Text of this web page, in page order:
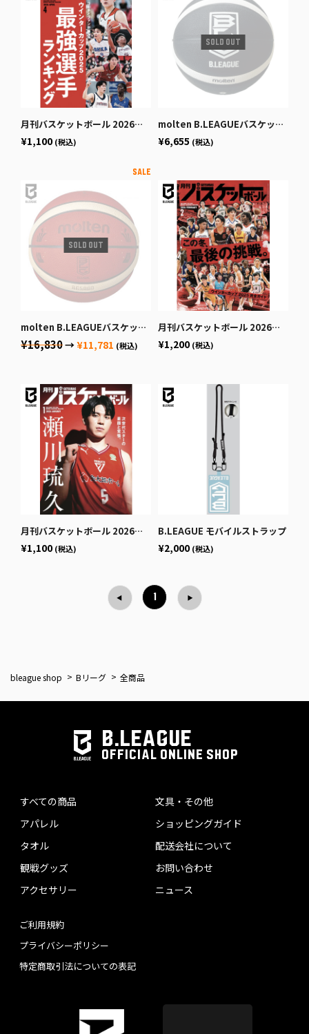
月刊バスケットボール 2026年4月号 (発売日2026年2月25日)
¥1,100 (税込)
molten B.LEAGUEバスケットボール7号球
¥6,655 (税込)
molten B.LEAGUEバスケットボール公式試合球
¥16,830→¥11,781 (税込)
月刊バスケットボール 2026年2月号 (発売日2025年12月19日)
¥1,200 (税込)
月刊バスケットボール 2026年1月号 (発売日2025年11月25日)
¥1,100 (税込)
B.LEAGUE モバイルストラップ
¥2,000 (税込)
1
bleague shop Bリーグ 全商品
B.LEAGUE
OFFICIAL ONLINE SHOP
すべての商品
アパレル
タオル
観戦グッズ
アクセサリー
文具・その他
ショッピングガイド
配送会社について
お問い合わせ
ニュース
ご利用規約
プライバシーポリシー
特定商取引法についての表記